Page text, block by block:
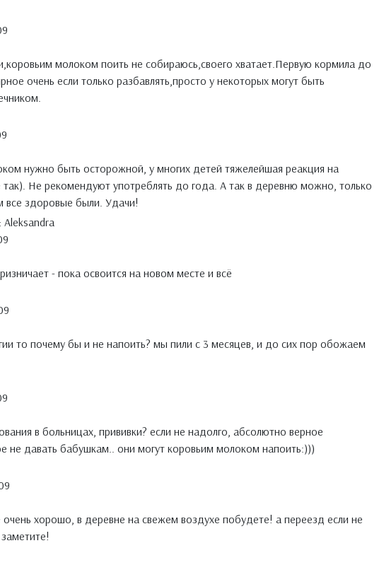
молоком поить не собираюсь,своего хватает.Первую кормила до
очень если только разбавлять,просто у некоторых могут быть
нужно быть осторожной, у многих детей тяжелейшая реакция на
так). Не рекомендуют употреблять до года. А так в деревню можно, только
все здоровые были. Удачи!
Aleksandra
- пока освоится на новом месте и всё
то почему бы и не напоить? мы пили с 3 месяцев, и до сих пор обожаем
в больницах, прививки? если не надолго, абсолютно верное
не давать бабушкам.. они могут коровьим молоком напоить:)))
хорошо, в деревне на свежем воздухе побудете! а переезд если не